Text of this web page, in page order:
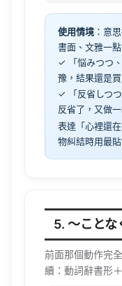
使用情境 ：意
書面、文雅一點
✓ 「悩みつつ
豫，結果還是買
✓ 「反省しつ
反省了，又做一
表達「心裡還
物糾結時用最貼
5. 〜ことな
前面那個動作完
續：動詞辭書形